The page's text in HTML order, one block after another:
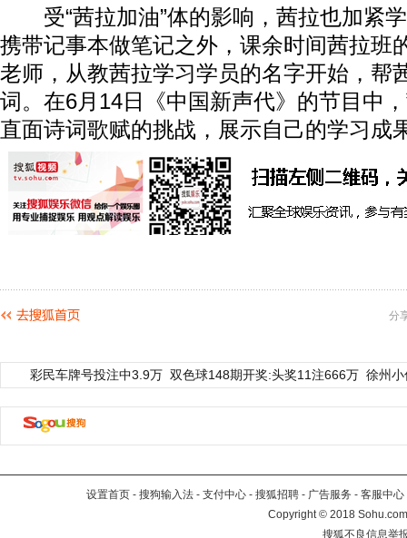
受“茜拉加油”体的影响，茜拉也加紧
携带记事本做笔记之外，课余时间茜拉班
老师，从教茜拉学习学员的名字开始，帮
词。在6月14日《中国新声代》的节目中
直面诗词歌赋的挑战，展示自己的学习成
分
彩民车牌号投注中3.9万 双色球148期开奖:头奖11注666万 徐州
设置首页 - 搜狗输入法 - 支付中心 - 搜狐招聘 - 广告服务 - 客服中心
Copyright©2018
搜狐不良信息举